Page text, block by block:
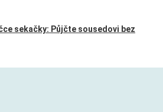
sekačky: Půjčte sousedovi bez